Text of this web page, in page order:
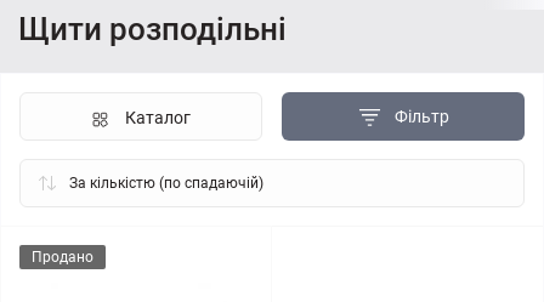
Щити розподільні
Фільтр
Каталог
Продано